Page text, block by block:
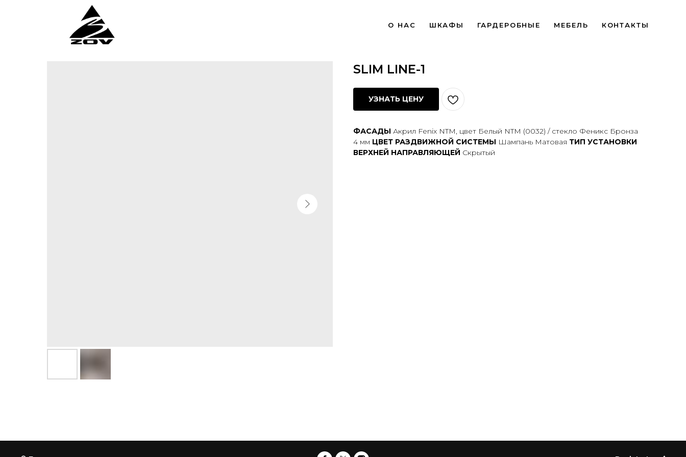
О НАС ШКАФЫ ГАРДЕРОБНЫЕ МЕБЕЛЬ КОНТАКТЫ
SLIM LINE-1
УЗНАТЬ ЦЕНУ
ФАСАДЫ Акрил Fenix NTM, цвет Белый NTM (0032) / стекло Феникс Бронза
4 мм ЦВЕТ РАЗДВИЖНОЙ СИСТЕМЫ Шампань Матовая ТИП УСТАНОВКИ
ВЕРХНЕЙ НАПРАВЛЯЮЩЕЙ Скрытый